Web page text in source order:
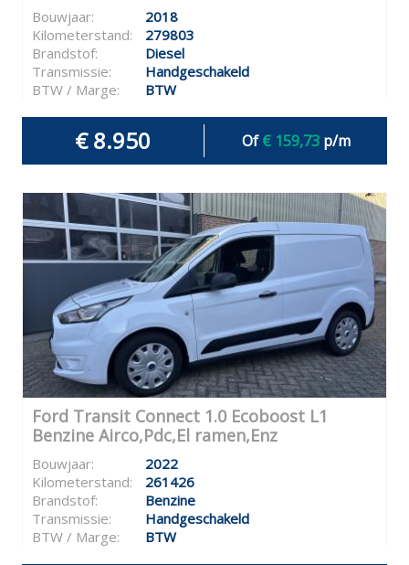
Bouwjaar:
2018
Kilometerstand:
279803
Brandstof:
Diesel
Transmissie:
Handgeschakeld
BTW / Marge:
BTW
€ 8.950 Of€ 159,73p/m
Ford Transit Connect 1.0 Ecoboost L1
Benzine Airco,Pdc,El ramen,Enz
Bouwjaar:
2022
Kilometerstand:
261426
Brandstof:
Benzine
Transmissie:
Handgeschakeld
BTW / Marge:
BTW